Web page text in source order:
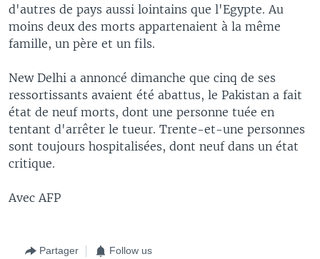
d'autres de pays aussi lointains que l'Egypte. Au
moins deux des morts appartenaient à la même
famille, un père et un fils.
New Delhi a annoncé dimanche que cinq de ses
ressortissants avaient été abattus, le Pakistan a fait
état de neuf morts, dont une personne tuée en
tentant d'arrêter le tueur. Trente-et-une personnes
sont toujours hospitalisées, dont neuf dans un état
critique.
Avec AFP
Partager Follow us